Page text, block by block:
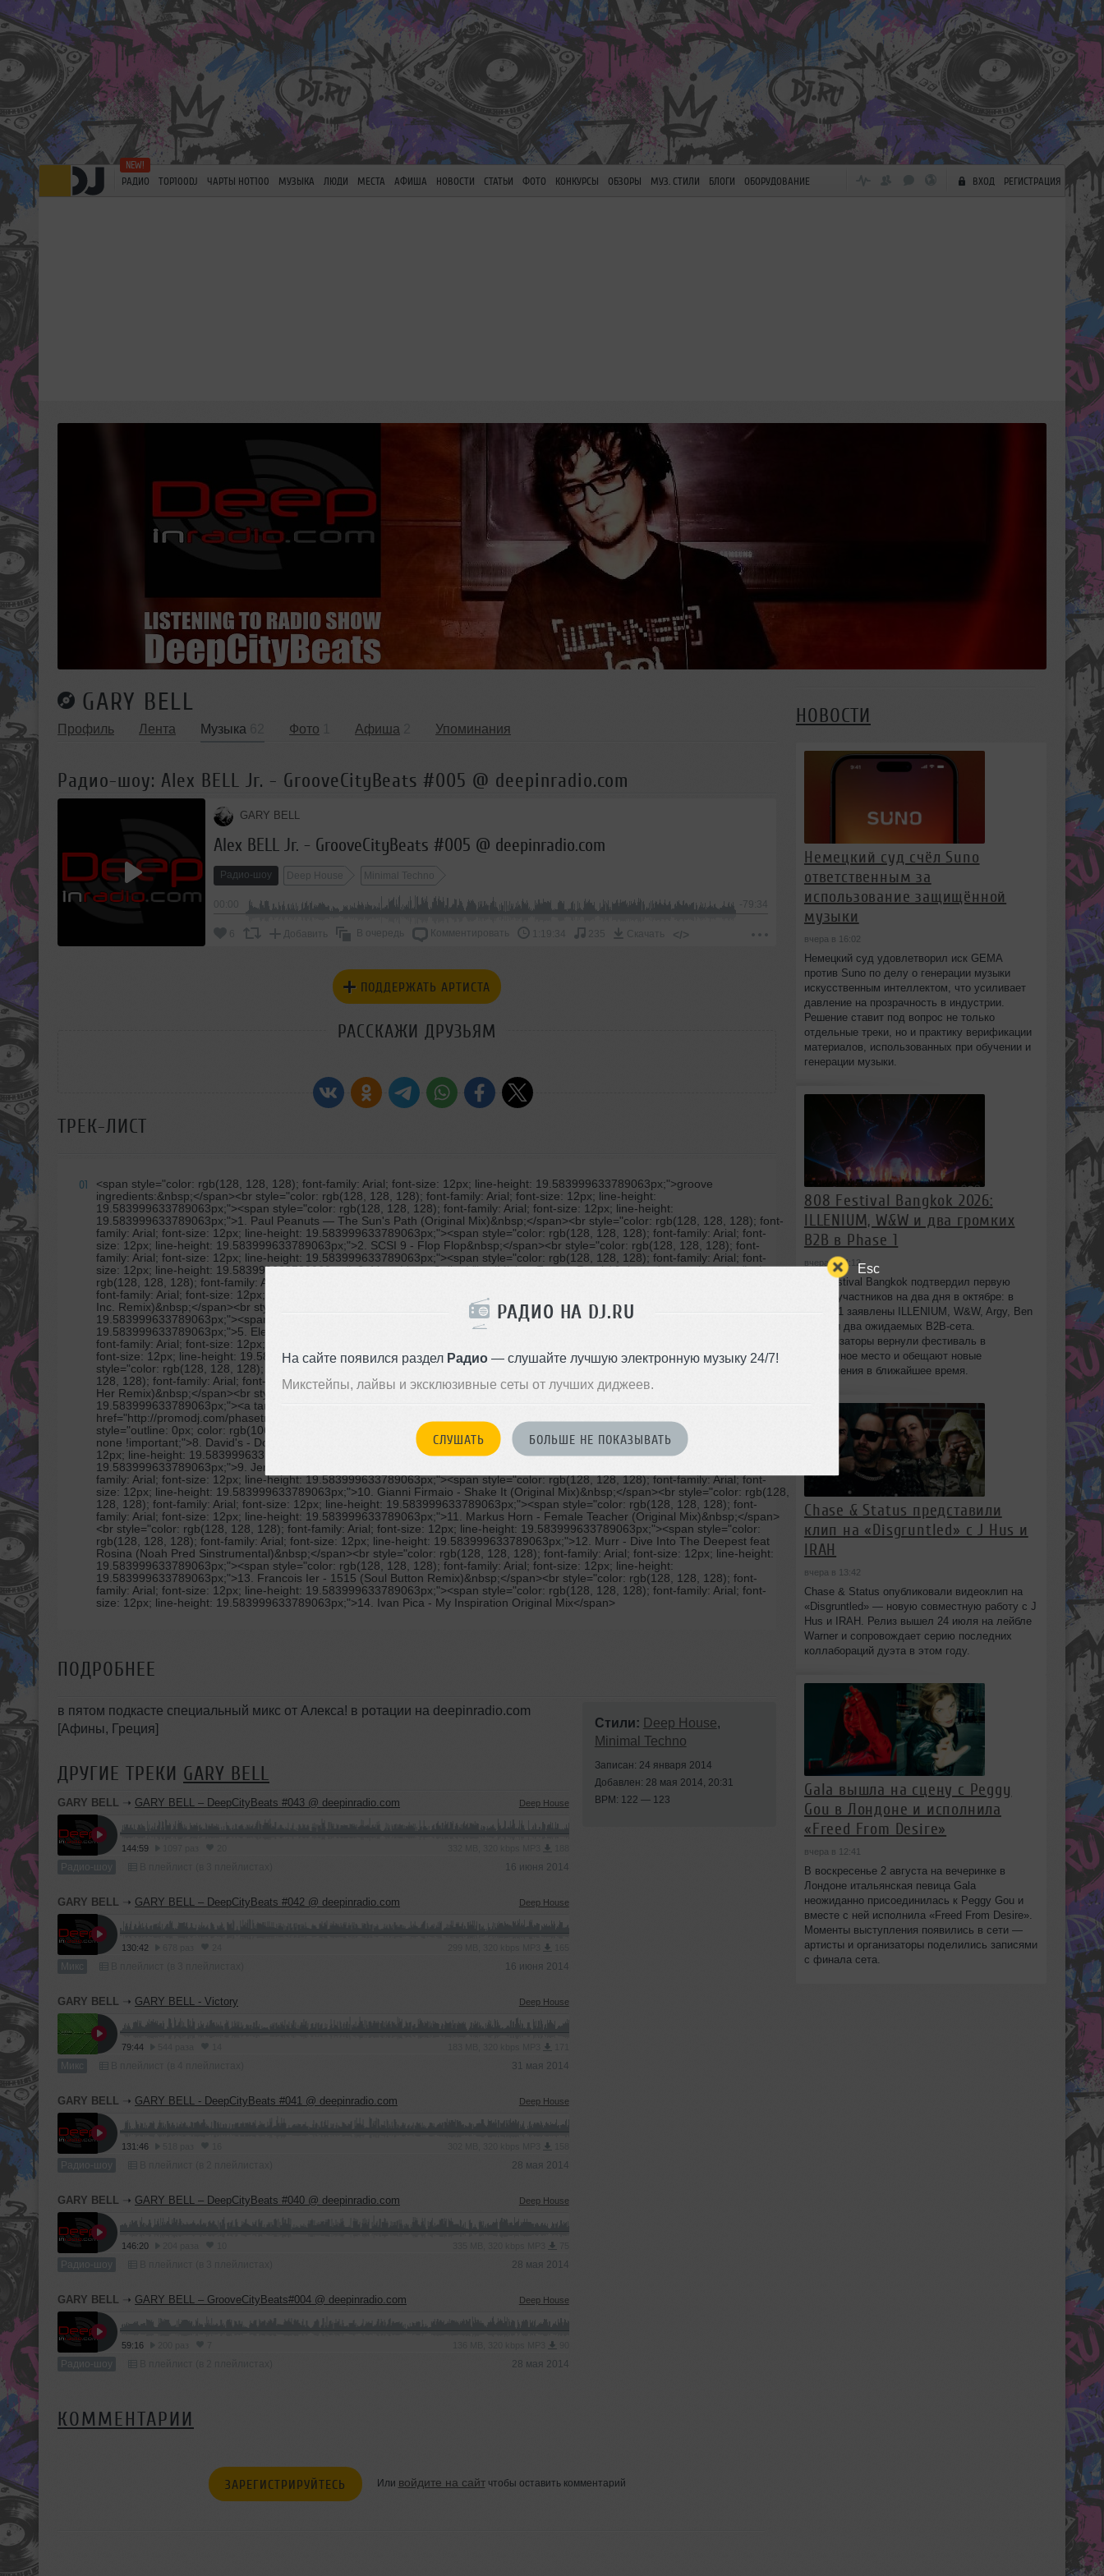
Esc
РАДИО НА DJ.RU
На сайте появился раздел Радио— слушайте лучшую электронную музыку 24/7!
Микстейпы, лайвы и эксклюзивные сеты от лучших диджеев.
СЛУШАТЬ БОЛЬШЕ НЕ ПОКАЗЫВАТЬ
РАДИО TOP100DJ ЧАРТЫ HOT100 МУЗЫКА ЛЮДИ МЕСТА АФИША НОВОСТИ СТАТЬИ ФОТО КОНКУРСЫ ОБЗОРЫ МУЗ. СТИЛИ БЛОГИ ОБОРУДОВАНИЕ ВХОД РЕГИСТРАЦИЯ
GARY BELL
Профиль Лента Музыка Фото Афиша Упоминания
Радио-шоу: Alex BELL Jr. - GrooveCityBeats #005 @ deepinradio.com
GARY BELL
Alex BELL Jr. - GrooveCityBeats #005 @ deepinradio.com
Радио-шоу Deep House Minimal Techno
-79:34
6 Добавить В очередь Комментировать 1:19:34 235 Скачать </>
ПОДДЕРЖАТЬ АРТИСТА
РАССКАЖИ ДРУЗЬЯМ
ТРЕК-ЛИСТ
01
<span style="color: rgb(128, 128, 128); font-family: Arial; font-size: 12px; line-height: 19.583999633789063px;">groove
ingredients:&nbsp;</span><br style="color: rgb(128, 128, 128); font-family: Arial; font-size: 12px; line-height:
19.583999633789063px;"><span style="color: rgb(128, 128, 128); font-family: Arial; font-size: 12px; line-height:
19.583999633789063px;">1. Paul Peanuts — The Sun's Path (Original Mix)&nbsp;</span><br style="color: rgb(128, 128, 128); font-
family: Arial; font-size: 12px; line-height: 19.583999633789063px;"><span style="color: rgb(128, 128, 128); font-family: Arial; font-
size: 12px; line-height: 19.583999633789063px;">2. SCSI 9 - Flop Flop&nbsp;</span><br style="color: rgb(128, 128, 128); font-
family: Arial; font-size: 12px; line-height: 19.583999633789063px;"><span style="color: rgb(128, 128, 128); font-family: Arial; font-
size: 12px; line-height: 19.583999633789063px;">3. Marc Linn - Cellar Vibe (Mickey Franco Remix)&nbsp;</span><br style="color:
rgb(128, 128, 128); font-family: Arial; font-size: 12px; line-height: 19.583999633789063px;"><span style="color: rgb(128, 128, 128);
font-family: Arial; font-size: 12px; line-height: 19.583999633789063px;">4. Gabriel Rocca - Get Down With The Groove (Timewarp
Inc. Remix)&nbsp;</span><br style="color: rgb(128, 128, 128); font-family: Arial; font-size: 12px; line-height:
19.583999633789063px;"><span style="color: rgb(128, 128, 128); font-family: Arial; font-size: 12px; line-height:
19.583999633789063px;">5. Elegant Ape - At Night (Gabriel Slick 'Sunset' Remix)&nbsp;</span><br style="color: rgb(128, 128, 128);
font-family: Arial; font-size: 12px; line-height: 19.583999633789063px;"><span style="color: rgb(128, 128, 128); font-family: Arial;
font-size: 12px; line-height: 19.583999633789063px;">6. Double B, Jay Mexx - Bad Frequency (Original Mix)&nbsp;</span><br
style="color: rgb(128, 128, 128); font-family: Arial; font-size: 12px; line-height: 19.583999633789063px;"><span style="color: rgb(128,
128, 128); font-family: Arial; font-size: 12px; line-height: 19.583999633789063px;">7. Andlee, Kollektiv Klanggut - Hit Me (Him Self
Her Remix)&nbsp;</span><br style="color: rgb(128, 128, 128); font-family: Arial; font-size: 12px; line-height:
19.583999633789063px;"><a target="_blank"
href="http://promodj.com/phasetransition/tracks/2827086/David_Argunetta_Dj_Aptekar_feat_Monika_Star_I_Want_You_Original_Mix"
style="outline: 0px; color: rgb(106, 154, 176); font-family: Arial; font-size: 12px; line-height: 19.583999633789063px; text-decoration:
none !important;">8. David's - Do You Want (Original Mix)&nbsp;</a><br style="color: rgb(128, 128, 128); font-family: Arial; font-size:
12px; line-height: 19.583999633789063px;"><span style="color: rgb(128, 128, 128); font-family: Arial; font-size: 12px; line-height:
19.583999633789063px;">9. Jeremy Bass - A Donde Bass (Original Mix)&nbsp;</span><br style="color: rgb(128, 128, 128); font-
family: Arial; font-size: 12px; line-height: 19.583999633789063px;"><span style="color: rgb(128, 128, 128); font-family: Arial; font-
size: 12px; line-height: 19.583999633789063px;">10. Gianni Firmaio - Shake It (Original Mix)&nbsp;</span><br style="color: rgb(128,
128, 128); font-family: Arial; font-size: 12px; line-height: 19.583999633789063px;"><span style="color: rgb(128, 128, 128); font-
family: Arial; font-size: 12px; line-height: 19.583999633789063px;">11. Markus Horn - Female Teacher (Original Mix)&nbsp;</span>
<br style="color: rgb(128, 128, 128); font-family: Arial; font-size: 12px; line-height: 19.583999633789063px;"><span style="color:
rgb(128, 128, 128); font-family: Arial; font-size: 12px; line-height: 19.583999633789063px;">12. Murr - Dive Into The Deepest feat
Rosina (Noah Pred Sinstrumental)&nbsp;</span><br style="color: rgb(128, 128, 128); font-family: Arial; font-size: 12px; line-height:
19.583999633789063px;"><span style="color: rgb(128, 128, 128); font-family: Arial; font-size: 12px; line-height:
19.583999633789063px;">13. Francois Ier - 1515 (Soul Button Remix)&nbsp;</span><br style="color: rgb(128, 128, 128); font-
family: Arial; font-size: 12px; line-height: 19.583999633789063px;"><span style="color: rgb(128, 128, 128); font-family: Arial; font-
size: 12px; line-height: 19.583999633789063px;">14. Ivan Pica - My Inspiration Original Mix</span>
ПОДРОБНЕЕ
в пятом подкасте специальный микс от Алекса! в ротации на deepinradio.com
[Афины, Греция]
ДРУГИЕ ТРЕКИ GARY BELL
GARY BELL ➝ GARY BELL – DeepCityBeats #043 @ deepinradio.com Deep House
144:59
Радио-шоу 16 июня 2014
GARY BELL ➝ GARY BELL – DeepCityBeats #042 @ deepinradio.com Deep House
130:42
Микс 16 июня 2014
GARY BELL ➝ GARY BELL - Victory Deep House
79:44
Микс 31 мая 2014
GARY BELL ➝ GARY BELL - DeepCityBeats #041 @ deepinradio.com Deep House
131:46
Радио-шоу 28 мая 2014
GARY BELL ➝ GARY BELL – DeepCityBeats #040 @ deepinradio.com Deep House
146:20
Радио-шоу 28 мая 2014
GARY BELL ➝ GARY BELL – GrooveCityBeats#004 @ deepinradio.com Deep House
59:16
Радио-шоу 28 мая 2014
Стили: Deep House,
Minimal Techno
Записан: 24 января 2014
Добавлен: 28 мая 2014, 20:31
BPM: 122 — 123
КОММЕНТАРИИ
ЗАРЕГИСТРИРУЙТЕСЬ Или войдите на сайтчтобы оставить комментарий
НОВОСТИ
Немецкий суд счёл Suno
ответственным за
использование защищённой
музыки
вчера в 16:02
Немецкий суд удовлетворил иск GEMA
против Suno по делу о генерации музыки
искусственным интеллектом, что усиливает
давление на прозрачность в индустрии.
Решение ставит под вопрос не только
отдельные треки, но и практику верификации
материалов, использованных при обучении и
генерации музыки.
808 Festival Bangkok 2026:
ILLENIUM, W&W и два громких
B2B в Phase 1
вчера в 14:12
808 Festival Bangkok подтвердил первую
волну участников на два дня в октябре: в
Phase 1 заявлены ILLENIUM, W&W, Argy, Ben
Nicky и два ожидаемых B2B-сета.
Организаторы вернули фестиваль в
привычное место и обещают новые
объявления в ближайшее время.
Chase & Status представили
клип на «Disgruntled» с J Hus и
IRAH
вчера в 13:42
Chase & Status опубликовали видеоклип на
«Disgruntled» — новую совместную работу с J
Hus и IRAH. Релиз вышел 24 июля на лейбле
Warner и сопровождает серию последних
коллабораций дуэта в этом году.
Gala вышла на сцену с Peggy
Gou в Лондоне и исполнила
«Freed From Desire»
вчера в 12:41
В воскресенье 2 августа на вечеринке в
Лондоне итальянская певица Gala
неожиданно присоединилась к Peggy Gou и
вместе с ней исполнила «Freed From Desire».
Моменты выступления появились в сети —
артисты и организаторы поделились записями
с финала сета.